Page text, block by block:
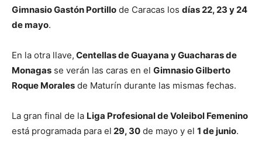
Gimnasio Gastón Portillo de Caracas los días 22, 23 y 24
de mayo.
En la otra llave, Centellas de Guayana y Guacharas de
Monagas se verán las caras en el Gimnasio Gilberto
Roque Morales de Maturín durante las mismas fechas.
La gran final de la Liga Profesional de Voleibol Femenino
está programada para el 29, 30 de mayo y el 1 de junio.